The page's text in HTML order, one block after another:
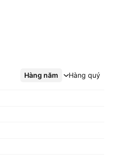
Hàng năm Hàng quý
Xem thêm